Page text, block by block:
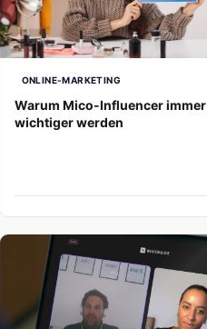
ONLINE-MARKETING
Warum Mico-Influencer immer
wichtiger werden